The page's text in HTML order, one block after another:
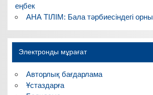
еңбек
АНА ТІЛІМ: Бала тәрбиесіндегі орны
Электронды мұрағат
Авторлық бағдарлама
Ұстаздарға